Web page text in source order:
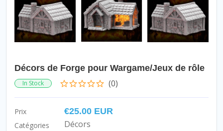
Décors de Forge pour Wargame/Jeux de rôle
In Stock (0)
Prix €25.00 EUR
Catégories Décors